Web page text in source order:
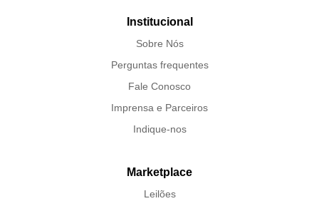
Institucional
Sobre Nós
Perguntas frequentes
Fale Conosco
Imprensa e Parceiros
Indique-nos
Marketplace
Leilões